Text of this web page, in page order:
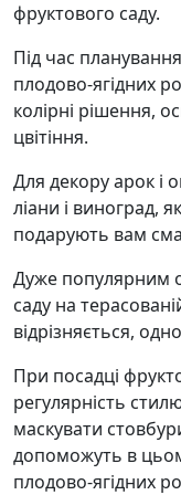
фруктового саду.
Під час
плодово-ягідних
колірні рішення,
цвітіння.
Для декору арок і
ліани і виноград,
подарують вам
Дуже популярним
саду на
відрізняється,
При посадці
регулярність
маскувати
допоможуть в
плодово-ягідних